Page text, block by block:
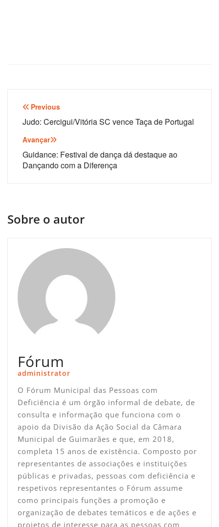
Navegação
de
artigos
Previous
Judo: Cercigui/Vitória SC vence Taça de Portugal
Avançar
Guidance: Festival de dança dá destaque ao
Dançando com a Diferença
Sobre o autor
Fórum
administrator
O Fórum Municipal das Pessoas com
Deficiência é um órgão informal de debate, de
consulta e informação que funciona com o
apoio da Divisão da Ação Social da Câmara
Municipal de Guimarães e que, em 2018,
completa 15 anos de existência. Composto por
representantes de associações e instituições
públicas e privadas, pessoas com deficiência e
respetivos representantes o Fórum assume
como principais funções a promoção e
organização de debates temáticos e de ações e
projetos de interesse para as pessoas com